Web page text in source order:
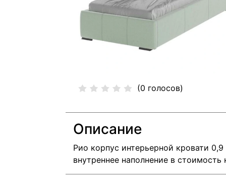
(0 голосов)
Описание
Рио корпус интерьерной кровати
внутреннее наполнение в стоимость